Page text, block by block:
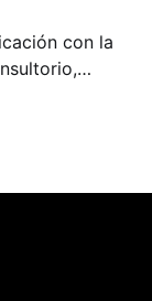
con la